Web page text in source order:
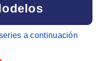
a continuación